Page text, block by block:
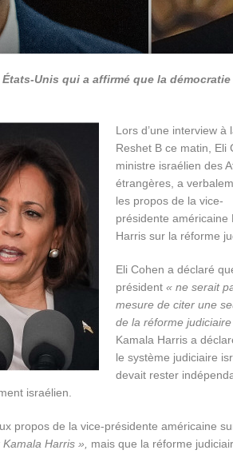
Unis qui a affirmé que la
Lors d’une interview à
Reshet B ce matin, Eli
ministre israélien des
étrangères, a
les propos de la vice-
présidente américaine
Harris sur la réforme
Eli Cohen a déclaré
président « ne serait
mesure de citer une
de la réforme judiciaire
Kamala Harris a
le système judiciaire
devait rester
israélien.
propos de la vice-présidente américaine
Harris », mais que la réforme